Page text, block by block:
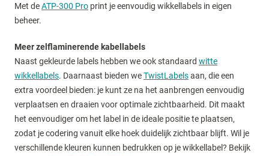
Met deATP-300 Pro print je eenvoudig wikkellabels in eigen
beheer.
Meer zelflaminerende kabellabels
Naast gekleurde labels hebben we ook standaard witte
wikkellabels. Daarnaast bieden weTwistLabelsaan, die een
extra voordeel bieden: je kunt ze na het aanbrengen eenvoudig
verplaatsen en draaien voor optimale zichtbaarheid. Dit maakt
het eenvoudiger om het label in de ideale positie te plaatsen,
zodat je codering vanuit elke hoek duidelijk zichtbaar blijft. Wil je
verschillende kleuren kunnen bedrukken op je wikkellabel? Bekijk